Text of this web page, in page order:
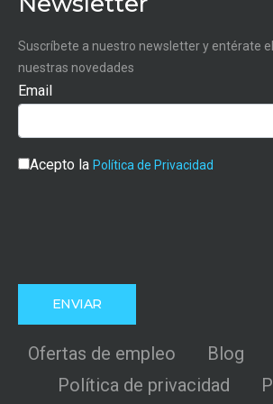
Suscríbete a nuestro newsletter y entérate
nuestras novedades
Email
Acepto la Política de Privacidad
Ofertas de empleo Blog
Política de privacidad